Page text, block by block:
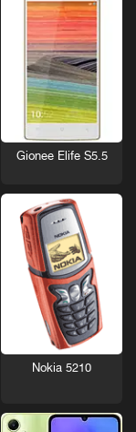
Gionee Elife S5.5
Nokia 5210